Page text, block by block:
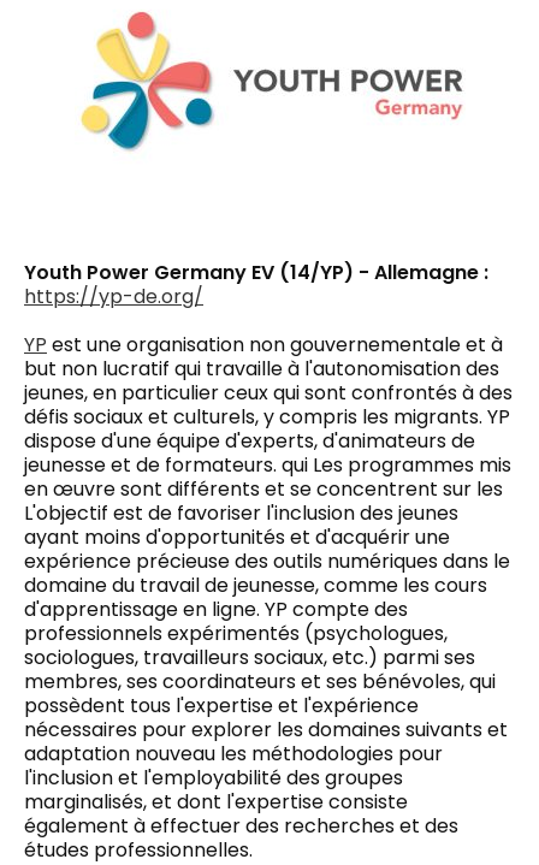
Youth Power Germany EV (14/YP) - Allemagne :
https://yp-de.org/
YP est une organisation non gouvernementale et à
but non lucratif qui travaille à l'autonomisation des
jeunes, en particulier ceux qui sont confrontés à des
défis sociaux et culturels, y compris les migrants. YP
dispose d'une équipe d'experts, d'animateurs de
jeunesse et de formateurs. qui Les programmes mis
en œuvre sont différents et se concentrent sur les
L'objectif est de favoriser l'inclusion des jeunes
ayant moins d'opportunités et d'acquérir une
expérience précieuse des outils numériques dans le
domaine du travail de jeunesse, comme les cours
d'apprentissage en ligne. YP compte des
professionnels expérimentés (psychologues,
sociologues, travailleurs sociaux, etc.) parmi ses
membres, ses coordinateurs et ses bénévoles, qui
possèdent tous l'expertise et l'expérience
nécessaires pour explorer les domaines suivantset
adaptation nouveau les méthodologies pour
l'inclusion et l'employabilité des groupes
marginalisés, et dont l'expertise consiste
également à effectuer des recherches et des
études professionnelles.